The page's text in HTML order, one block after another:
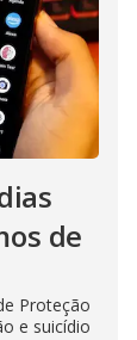
de
Proteção
e suicídio